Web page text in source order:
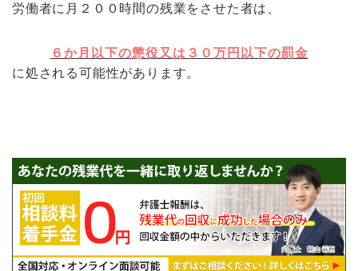
労働者に月２００時間の残業をさせた者は、
６か月以下の懲役又は３０万円以下の罰金
に処される可能性があります。